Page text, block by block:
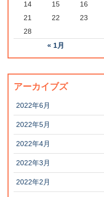
« 1月
14
15 16
21
22 23
28
アーカイブズ
2022年6月
2022年5月
2022年4月
2022年3月
2022年2月